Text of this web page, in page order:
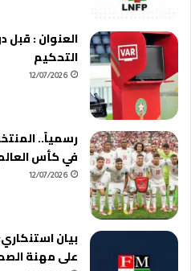
التحكيم
12/07/2026
رسمياً..
في كأس العالم
12/07/2026
بيان
على مهنة